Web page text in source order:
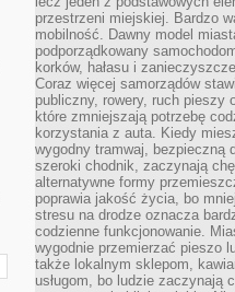
przestrzeni miejskiej. Bardzo
mobilność. Dawny model
podporządkowany
korków, hałasu i
Coraz więcej samorządów
publiczny, rowery, ruch pieszy
które zmniejszają potrzebę
korzystania z auta. Kiedy
wygodny tramwaj, bezpieczną
szeroki chodnik, zaczynają
alternatywne formy
poprawia jakość życia, bo
stresu na drodze oznacza
codzienne funkcjonowanie.
wygodnie przemierzać pieszo
także lokalnym sklepom,
usługom, bo ludzie zaczynają